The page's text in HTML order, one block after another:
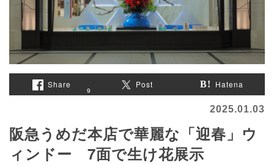
Share
9
Post Hatena
2025.01.03
阪急うめだ本店で華麗な「迎春」ウ
ィンドー 7面で生け花展示